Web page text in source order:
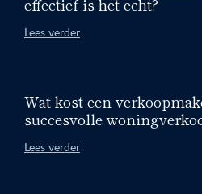
Lees verder
Wat kost een
succesvolle
Lees verder